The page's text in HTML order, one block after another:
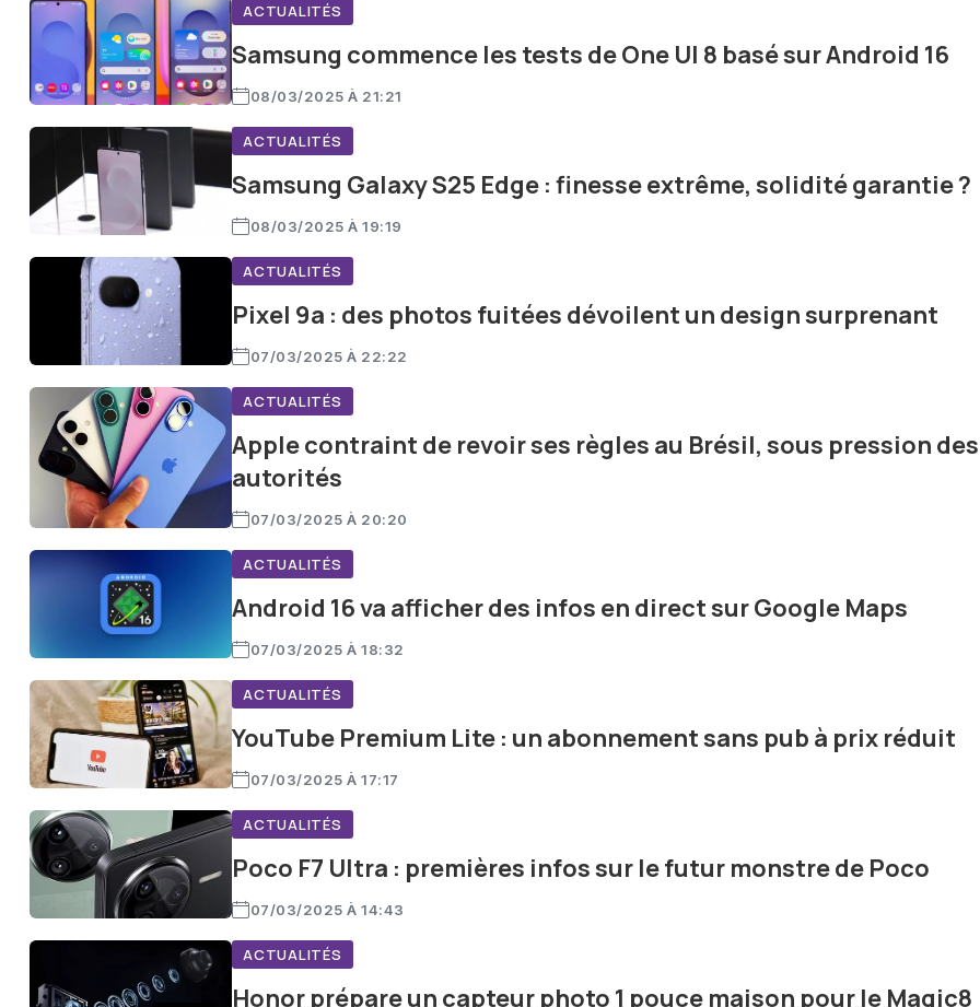
ACTUALITÉS
Samsung commence les tests de One UI 8 basé sur Android 16
08/03/2025 À 21:21
ACTUALITÉS
Samsung Galaxy S25 Edge : finesse extrême, solidité garantie ?
08/03/2025 À 19:19
ACTUALITÉS
Pixel 9a : des photos fuitées dévoilent un design surprenant
07/03/2025 À 22:22
ACTUALITÉS
Apple contraint de revoir ses règles au Brésil, sous pression des
autorités
07/03/2025 À 20:20
ACTUALITÉS
Android 16 va afficher des infos en direct sur Google Maps
07/03/2025 À 18:32
ACTUALITÉS
YouTube Premium Lite : un abonnement sans pub à prix réduit
07/03/2025 À 17:17
ACTUALITÉS
Poco F7 Ultra : premières infos sur le futur monstre de Poco
07/03/2025 À 14:43
ACTUALITÉS
Honor prépare un capteur photo 1 pouce maison pour le Magic8